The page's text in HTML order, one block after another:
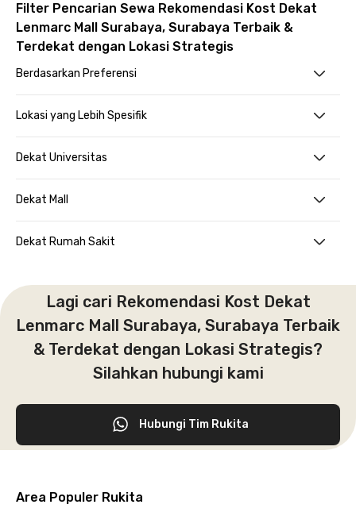
Filter Pencarian Sewa Rekomendasi Kost Dekat
Lenmarc Mall Surabaya, Surabaya Terbaik &
Terdekat dengan Lokasi Strategis
Berdasarkan Preferensi
Lokasi yang Lebih Spesifik
Dekat Universitas
Dekat Mall
Dekat Rumah Sakit
Lagi cari Rekomendasi Kost Dekat
Lenmarc Mall Surabaya, Surabaya Terbaik
& Terdekat dengan Lokasi Strategis?
Silahkan hubungi kami
Hubungi Tim Rukita
Area Populer Rukita